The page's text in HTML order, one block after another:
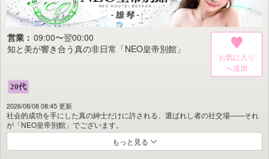
ここで流れるのは、贅沢な静寂と濃密な時間。
ただ寄り添い、ただ傍にいるだけで、深く深く癒されていく。
甘くとろけるような余韻に――ぜひ身を委ねてください。
営業： 09:00〜翌00:00
知と美が響き合う真の非日常「NEO皇帝別館」
お気に入り
2026/08/08 08:45 更新
社会的成功を手にした真の紳士だけに許される、選ばれし者の社交場――それ
が「NEO皇帝別館」でございます。
当館は喧騒とは一線を画す、静謐にして華麗な非日常の空間。
ただ美しいだけでは満足しない紳士のために知性と美貌を兼ね備えた淑女のみ
もっと見る